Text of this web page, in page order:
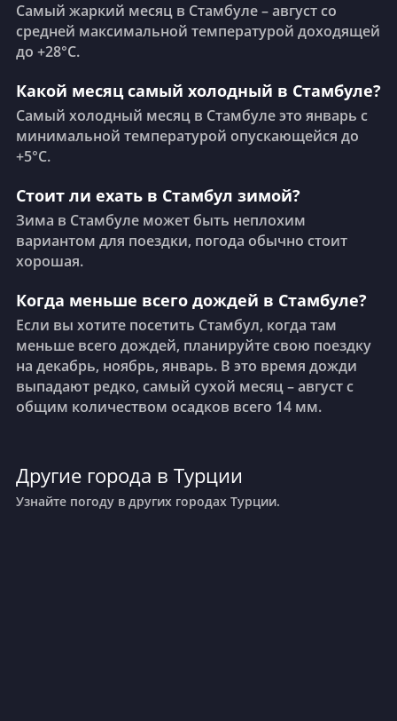
Самый жаркий месяц в Стамбуле – август со
средней максимальной температурой доходящей
до +28°C.
Какой месяц самый холодный в Стамбуле?
Самый холодный месяц в Стамбуле это январь с
минимальной температурой опускающейся до
+5°C.
Стоит ли ехать в Стамбул зимой?
Зима в Стамбуле может быть неплохим
вариантом для поездки, погода обычно стоит
хорошая.
Когда меньше всего дождей в Стамбуле?
Если вы хотите посетить Стамбул, когда там
меньше всего дождей, планируйте свою поездку
на декабрь, ноябрь, январь. В это время дожди
выпадают редко, самый сухой месяц – август с
общим количеством осадков всего 14 мм.
Другие города в Турции
Узнайте погоду в других городах Турции.